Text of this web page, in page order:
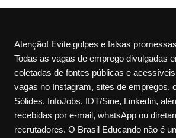
Atenção! Evite golpes e falsas
Todas as vagas de emprego divulgadas
coletadas de fontes públicas e
vagas no Instagram, sites de empregos,
Sólides, InfoJobs, IDT/Sine, Linkedin,
recebidas por e-mail, whatsApp ou
recrutadores. O Brasil Educando não é